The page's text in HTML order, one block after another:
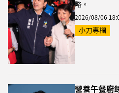
略。
2026/08/06
小刀專欄
營養午餐廚